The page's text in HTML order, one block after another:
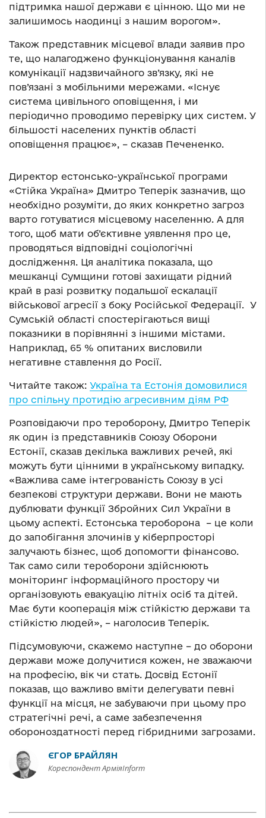
підтримка нашої держави є цінною. Що ми не
залишимось наодинці з нашим ворогом».
Також представник місцевої влади заявив про
те, що налагоджено функціонування каналів
комунікації надзвичайного зв’язку, які не
пов’язані з мобільними мережами. «Існує
система цивільного оповіщення, і ми
періодично проводимо перевірку цих систем. У
більшості населених пунктів області
оповіщення працює», – сказав Печененко.
Директор естонсько-української програми
«Стійка Україна» Дмитро Теперік зазначив, що
необхідно розуміти, до яких конкретно загроз
варто готуватися місцевому населенню. А для
того, щоб мати об’єктивне уявлення про це,
проводяться відповідні соціологічні
дослідження. Ця аналітика показала, що
мешканці Сумщини готові захищати рідний
край в разі розвитку подальшої ескалації
військової агресії з боку Російської Федерації. У
Сумській області спостерігаються вищі
показники в порівнянні з іншими містами.
Наприклад, 65 % опитаних висловили
негативне ставлення до Росії.
Читайте також: Україна та Естонія домовилися
про спільну протидію агресивним діям РФ
Розповідаючи про тероборону, Дмитро Теперік
як один із представників Союзу Оборони
Естонії, сказав декілька важливих речей, які
можуть бути цінними в українському випадку.
«Важлива саме інтегрованість Союзу в усі
безпекові структури держави. Вони не мають
дублювати функції Збройних Сил України в
цьому аспекті. Естонська тероборона – це коли
до запобігання злочинів у кіберпросторі
залучають бізнес, щоб допомогти фінансово.
Так само сили тероборони здійснюють
моніторинг інформаційного простору чи
організовують евакуацію літніх осіб та дітей.
Має бути кооперація між стійкістю держави та
стійкістю людей», – наголосив Теперік.
Підсумовуючи, скажемо наступне – до оборони
держави може долучитися кожен, не зважаючи
на професію, вік чи стать. Досвід Естонії
показав, що важливо вміти делегувати певні
функції на місця, не забуваючи при цьому про
стратегічні речі, а саме забезпечення
обороноздатності перед гібридними загрозами.
ЄГОР БРАЙЛЯН
Кореспондент АрміяInform